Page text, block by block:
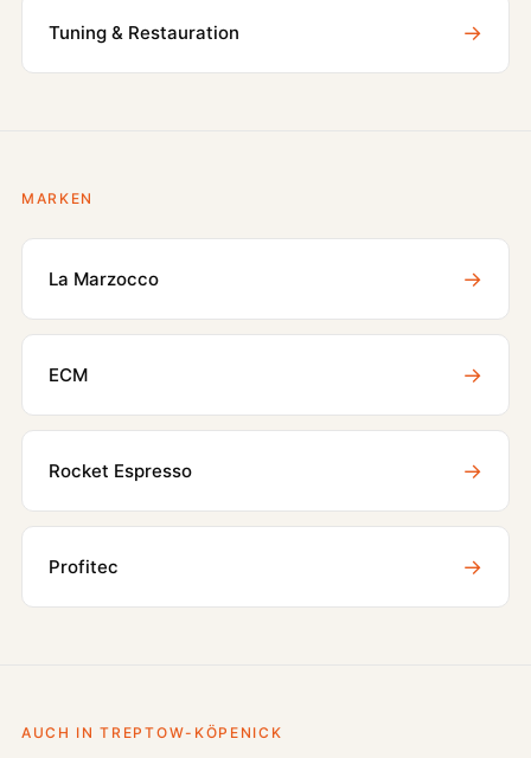
Tuning & Restauration →
MARKEN
La Marzocco →
ECM →
Rocket Espresso →
Profitec →
AUCH IN TREPTOW-KÖPENICK